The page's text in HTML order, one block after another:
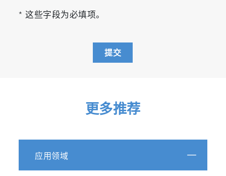
* 这些字段为必填项。
提交
更多推荐
应用领域